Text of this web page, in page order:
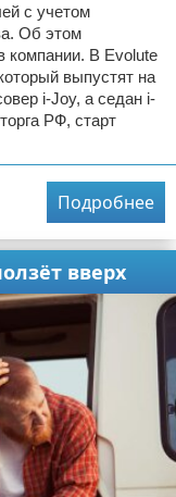
с учетом
Об этом
компании. В Evolute
выпустят на
i-Joy, а седан i-
РФ, старт
Подробнее
вверх